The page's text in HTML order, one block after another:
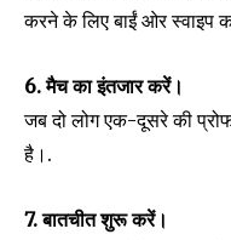
करने के लिए बाईं ओर स्वाइप
6. मैच का इंतजार करें।
जब दो लोग एक-दूसरे की
है।.
7. बातचीत शुरू करें।